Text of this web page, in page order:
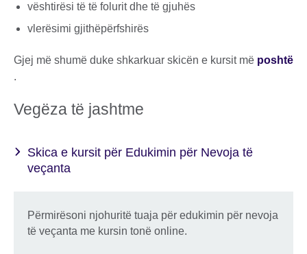
vështirësi të të folurit dhe të gjuhës
vlerësimi gjithëpërfshirës
Gjej më shumë duke shkarkuar skicën e kursit më poshtë
.
Vegëza të jashtme
Skica e kursit për Edukimin për Nevoja të
veçanta
Përmirësoni njohuritë tuaja për edukimin për nevoja
të veçanta me kursin tonë online.